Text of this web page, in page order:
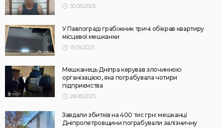
30.09.2025
У Павлограді грабіжник тричі обікрав квартиру
місцевої мешканки
15.09.2025
Мешканець Дніпра керував злочинною
організацією, яка пограбувала чотири
підприємства
28.08.2025
Завдали збитків на 400 тис грн: мешканці
Дніпропетровщини пограбували залізничну